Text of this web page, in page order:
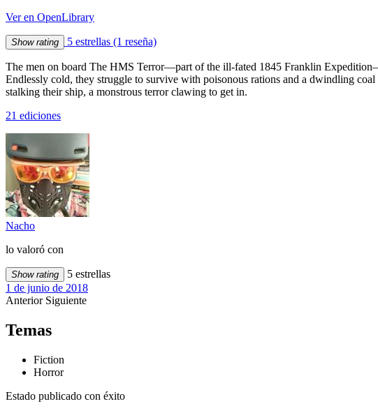
Ver en OpenLibrary
Show rating 5 estrellas (1 reseña)
The men on board The HMS Terror—part of the ill-fated 1845 Franklin
Endlessly cold, they struggle to survive with poisonous rations and a dwindling
stalking their ship, a monstrous terror clawing to get in.
21 ediciones
Nacho
lo valoró con
Show rating
5 estrellas
1 de junio de 2018
Anterior Siguiente
Temas
Fiction
Horror
Estado publicado con éxito